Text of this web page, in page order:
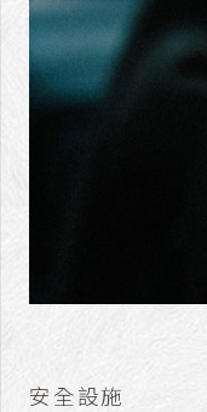
安全設施